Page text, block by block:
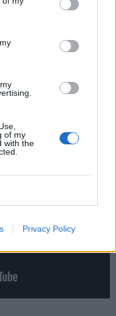
of my
with the
Privacy Policy
pajėgų bazėje netoli
visus žurnalistų
vėliau
žiniasklaidą“.